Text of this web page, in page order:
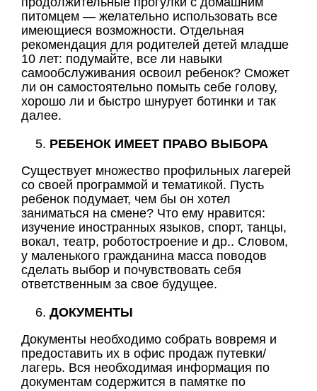
питомцем — желательно использовать все
имеющиеся возможности. Отдельная
рекомендация для родителей детей младше
10 лет: подумайте, все ли навыки
самообслуживания освоил ребенок? Сможет
ли он самостоятельно помыть себе голову,
хорошо ли и быстро шнурует ботинки и так
далее.
РЕБЕНОК ИМЕЕТ ПРАВО ВЫБОРА
Существует множество профильных лагерей
со своей программой и тематикой. Пусть
ребенок подумает, чем бы он хотел
заниматься на смене? Что ему нравится:
изучение иностранных языков, спорт, танцы,
вокал, театр, роботостроение и др.. Словом,
у маленького гражданина масса поводов
сделать выбор и почувствовать себя
ответственным за свое будущее.
ДОКУМЕНТЫ
Документы необходимо собрать вовремя и
предоставить их в офис продаж путевки/
лагерь. Вся необходимая информация по
документам содержится в памятке по